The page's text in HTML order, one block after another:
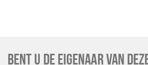
BENT U DE EIGENAAR VAN